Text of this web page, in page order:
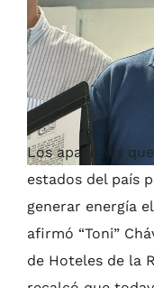
Los apagones
estados del país
generar energía
afirmó “Toni”
de Hoteles de la